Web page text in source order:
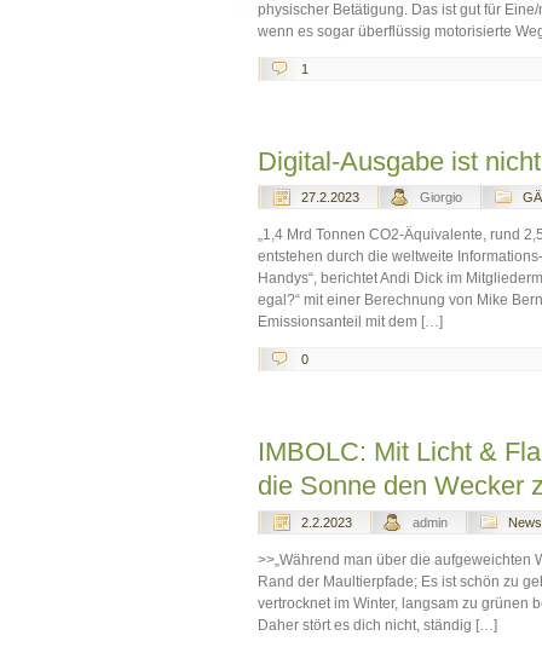
physischer Betätigung. Das ist gut für
wenn es sogar überflüssig motorisierte
1
Digital-Ausgabe ist
27.2.2023 Giorgio
„1,4 Mrd Tonnen CO2-Äquivalente, rund
entstehen durch die weltweite
Handys“, berichtet Andi Dick im
egal?“ mit einer Berechnung von Mike
Emissionsanteil mit dem […]
0
IMBOLC: Mit Licht &
die Sonne den Wecker
2.2.2023 admin
>>„Während man über die aufgeweichten
Rand der Maultierpfade; Es ist schön zu
vertrocknet im Winter, langsam zu grünen
Daher stört es dich nicht, ständig […]